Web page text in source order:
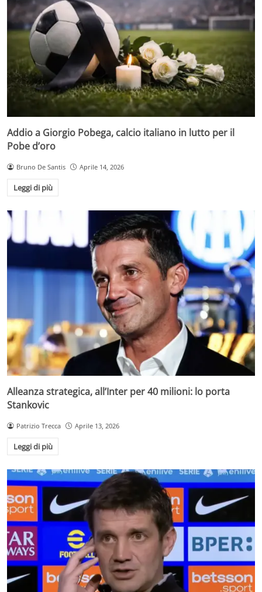
Addio a Giorgio Pobega, calcio italiano in lutto per il
Pobe d’oro
Bruno De Santis Aprile 14, 2026
Leggi di più
Alleanza strategica, all’Inter per 40 milioni: lo porta
Stankovic
Patrizio Trecca Aprile 13, 2026
Leggi di più